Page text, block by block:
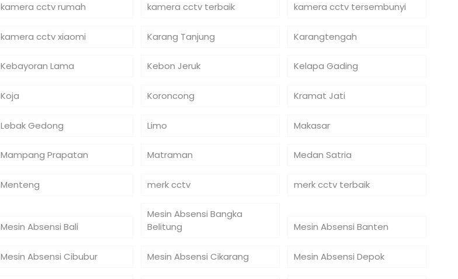
kamera cctv rumah kamera cctv terbaik kamera cctv tersembunyi
kamera cctv xiaomi Karang Tanjung Karangtengah
Kebayoran Lama Kebon Jeruk Kelapa Gading
Koja Koroncong Kramat Jati
Lebak Gedong Limo Makasar
Mampang Prapatan Matraman Medan Satria
Menteng merk cctv merk cctv terbaik
Mesin Absensi Bali
Mesin Absensi Bangka
Belitung
Mesin Absensi Banten
Mesin Absensi Cibubur Mesin Absensi Cikarang Mesin Absensi Depok